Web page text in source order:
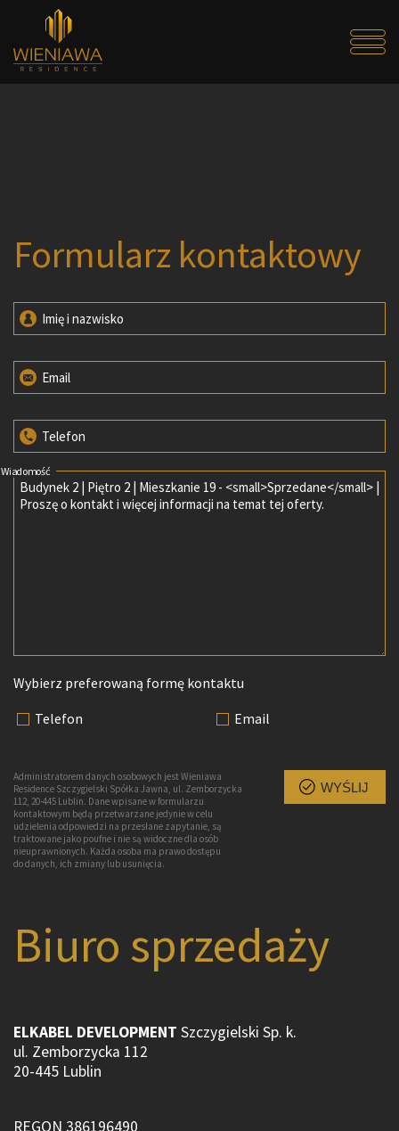
Formularz kontaktowy
Imię i nazwisko
Email
Telefon
Wiadomość
Wybierz preferowaną formę kontaktu
Telefon
Email
Administratorem danych osobowych jest Wieniawa
Residence Szczygielski Spółka Jawna, ul. Zemborzycka
112, 20-445 Lublin. Dane wpisane w formularzu
kontaktowym będą przetwarzane jedynie w celu
udzielenia odpowiedzi na przesłane zapytanie, są
traktowane jako poufne i nie są widoczne dla osób
nieuprawnionych. Każda osoba ma prawo dostępu
do danych, ich zmiany lub usunięcia.
WYŚLIJ
Biuro sprzedaży
ELKABEL DEVELOPMENT Szczygielski Sp. k.
ul. Zemborzycka 112
20-445 Lublin
REGON 386196490